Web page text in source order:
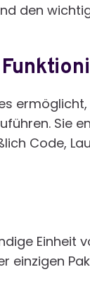
den
Sie
Code,
Einheit
einzigen